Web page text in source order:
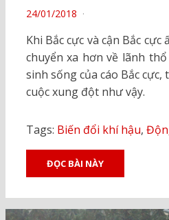
POSTED
24/01/2018
Khi Bắc cực và cận Bắc
chuyển xa hơn về lãnh
sinh sống của cáo Bắc
cuộc xung đột như vậy.
Tags: Biến đổi khí hậu,
ĐỌC BÀI NÀY